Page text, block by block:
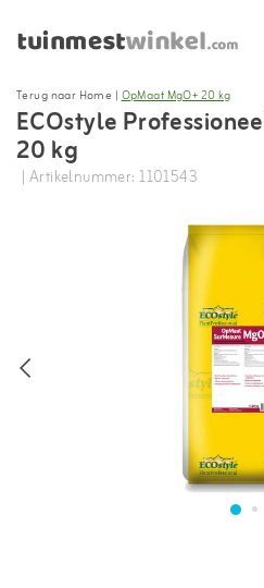
Terug naar Home |OpMaat MgO+ 20 kg
ECOstyle
20 kg
| Artikelnummer: 1101543